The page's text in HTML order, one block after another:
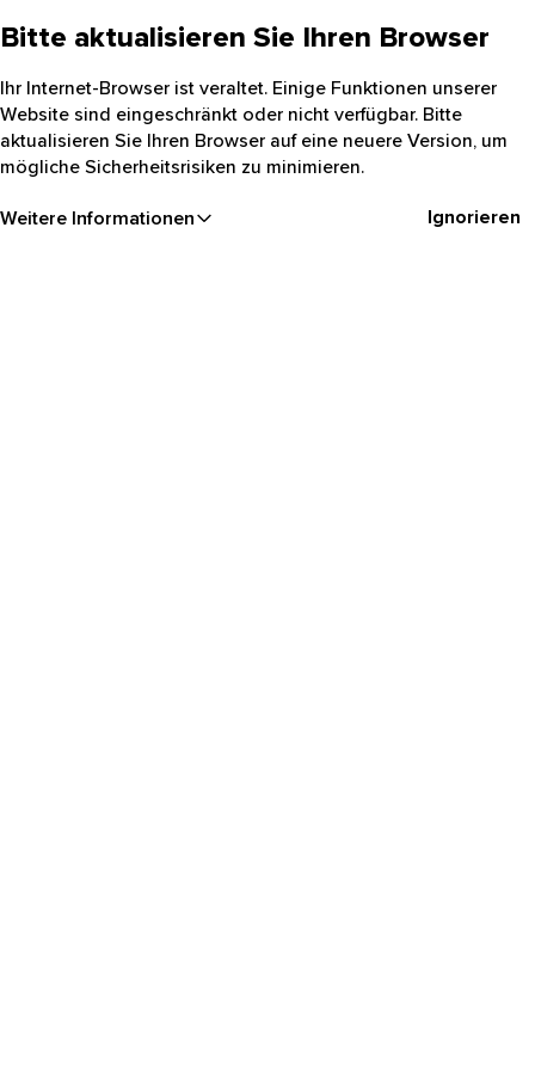
Bitte aktualisieren Sie Ihren Browser
Ihr Internet-Browser ist veraltet. Einige Funktionen unserer
Website sind eingeschränkt oder nicht verfügbar. Bitte
aktualisieren Sie Ihren Browser auf eine neuere Version, um
mögliche Sicherheitsrisiken zu minimieren.
Weitere Informationen Ignorieren